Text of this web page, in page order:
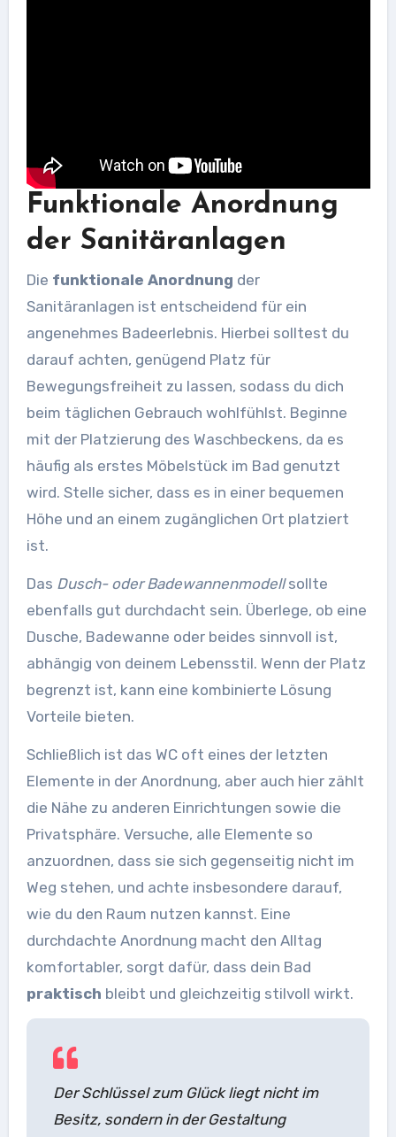
Funktionale Anordnung
der Sanitäranlagen
Die funktionale Anordnung der
Sanitäranlagen ist entscheidend für ein
angenehmes Badeerlebnis. Hierbei solltest du
darauf achten, genügend Platz für
Bewegungsfreiheit zu lassen, sodass du dich
beim täglichen Gebrauch wohlfühlst. Beginne
mit der Platzierung des Waschbeckens, da es
häufig als erstes Möbelstück im Bad genutzt
wird. Stelle sicher, dass es in einer bequemen
Höhe und an einem zugänglichen Ort platziert
ist.
Das Dusch- oder Badewannenmodellsollte
ebenfalls gut durchdacht sein. Überlege, ob eine
Dusche, Badewanne oder beides sinnvoll ist,
abhängig von deinem Lebensstil. Wenn der Platz
begrenzt ist, kann eine kombinierte Lösung
Vorteile bieten.
Schließlich ist das WC oft eines der letzten
Elemente in der Anordnung, aber auch hier zählt
die Nähe zu anderen Einrichtungen sowie die
Privatsphäre. Versuche, alle Elemente so
anzuordnen, dass sie sich gegenseitig nicht im
Weg stehen, und achte insbesondere darauf,
wie du den Raum nutzen kannst. Eine
durchdachte Anordnung macht den Alltag
komfortabler, sorgt dafür, dass dein Bad
praktisch bleibt und gleichzeitig stilvoll wirkt.
Der Schlüssel zum Glück liegt nicht im
Besitz, sondern in der Gestaltung